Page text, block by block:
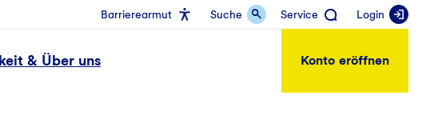
Barrierearmut Suche Service Login
& Über uns Konto eröffnen